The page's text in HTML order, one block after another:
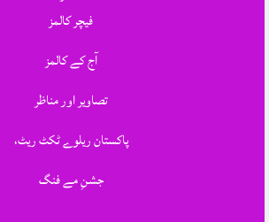
فیچر کالمز
آج کے کالمز
تصاویر اور مناظر
پاکستان ریلوے ٹکٹ ریٹ،
جشنِ مے فنگ